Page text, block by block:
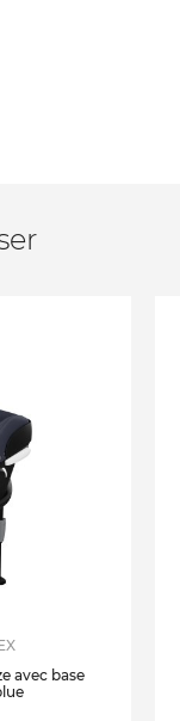
avec base